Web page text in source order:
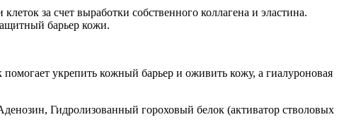
за счет выработки собственного коллагена и эластина.
барьер кожи.
укрепить кожный барьер и оживить кожу, а гиалуроновая
Гидролизованный гороховый белок (активатор стволовых